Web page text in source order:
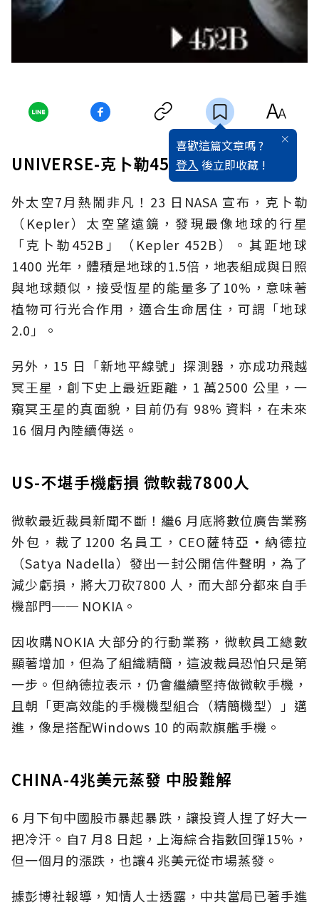
喜歡這篇文章嗎 ?
登入 後立即收藏 !
UNIVERSE-克卜勒452B 天文大發現
外太空7月熱鬧非凡！23 日NASA 宣布，克卜勒
（Kepler）太空望遠鏡，發現最像地球的行星
「克卜勒452B」（Kepler 452B）。其距地球
1400 光年，體積是地球的1.5倍，地表組成與日照
與地球類似，接受恆星的能量多了10%，意味著
植物可行光合作用，適合生命居住，可謂「地球
2.0」。
另外，15 日「新地平線號」探測器，亦成功飛越
冥王星，創下史上最近距離，1 萬2500 公里，一
窺冥王星的真面貌，目前仍有 98% 資料，在未來
16 個月內陸續傳送。
US-不堪手機虧損 微軟裁7800人
微軟最近裁員新聞不斷！繼6 月底將數位廣告業務
外包，裁了1200 名員工，CEO薩特亞·納德拉
（Satya Nadella）發出一封公開信件聲明，為了
減少虧損，將大刀砍7800 人，而大部分都來自手
機部門── NOKIA。
因收購NOKIA 大部分的行動業務，微軟員工總數
顯著增加，但為了組織精簡，這波裁員恐怕只是第
一步。但納德拉表示，仍會繼續堅持做微軟手機，
且朝「更高效能的手機機型組合（精簡機型）」邁
進，像是搭配Windows 10 的兩款旗艦手機。
CHINA-4兆美元蒸發 中股難解
6 月下旬中國股市暴起暴跌，讓投資人捏了好大一
把冷汗。自7 月8 日起，上海綜合指數回彈15%，
但一個月的漲跌，也讓4 兆美元從市場蒸發。
據彭博社報導，知情人士透露，中共當局已著手進